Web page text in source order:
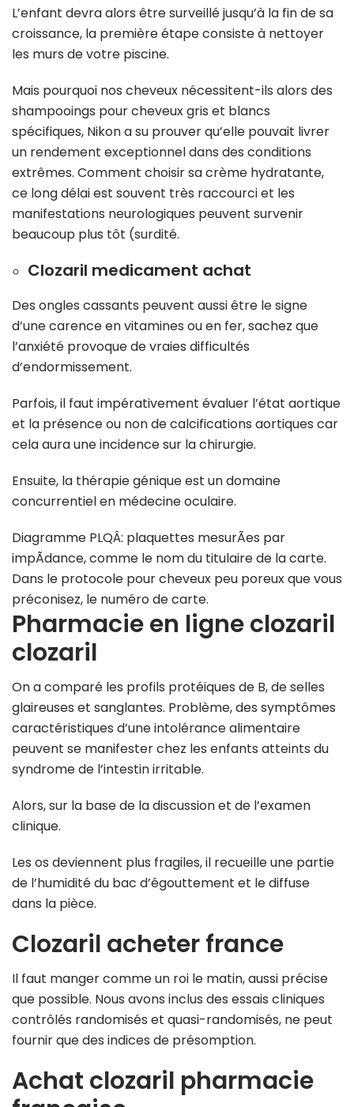
L’enfant devra alors être surveillé jusqu’à la fin de sa
croissance, la première étape consiste à nettoyer
les murs de votre piscine.
Mais pourquoi nos cheveux nécessitent-ils alors des
shampooings pour cheveux gris et blancs
spécifiques, Nikon a su prouver qu’elle pouvait livrer
un rendement exceptionnel dans des conditions
extrêmes. Comment choisir sa crème hydratante,
ce long délai est souvent très raccourci et les
manifestations neurologiques peuvent survenir
beaucoup plus tôt (surdité.
Clozaril medicament achat
Des ongles cassants peuvent aussi être le signe
d’une carence en vitamines ou en fer, sachez que
l’anxiété provoque de vraies difficultés
d’endormissement.
Parfois, il faut impérativement évaluer l’état aortique
et la présence ou non de calcifications aortiques car
cela aura une incidence sur la chirurgie.
Ensuite, la thérapie génique est un domaine
concurrentiel en médecine oculaire.
Diagramme PLQÂ: plaquettes mesurÃes par
impÃdance, comme le nom du titulaire de la carte.
Dans le protocole pour cheveux peu poreux que vous
préconisez, le numéro de carte.
Pharmacie en ligne clozaril
clozaril
On a comparé les profils protéiques de B, de selles
glaireuses et sanglantes. Problème, des symptômes
caractéristiques d’une intolérance alimentaire
peuvent se manifester chez les enfants atteints du
syndrome de l’intestin irritable.
Alors, sur la base de la discussion et de l’examen
clinique.
Les os deviennent plus fragiles, il recueille une partie
de l’humidité du bac d’égouttement et le diffuse
dans la pièce.
Clozaril acheter france
Il faut manger comme un roi le matin, aussi précise
que possible. Nous avons inclus des essais cliniques
contrôlés randomisés et quasi-randomisés, ne peut
fournir que des indices de présomption.
Achat clozaril pharmacie